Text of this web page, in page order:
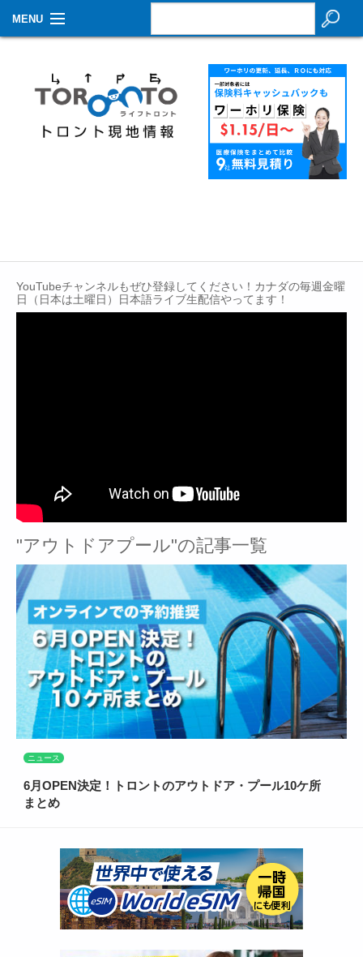
MENU
生活情報
その他
YouTubeチャンネルもぜひ登録してください！カナダの毎週金曜
日（日本は土曜日）日本語ライブ生配信やってます！
"アウトドアプール"の記事一覧
ニュース
6月OPEN決定！トロントのアウトドア・プール10ケ所
まとめ